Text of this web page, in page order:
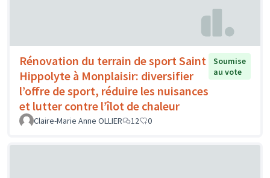
Rénovation du terrain de sport Saint
Hippolyte à Monplaisir: diversifier
l’offre de sport, réduire les nuisances
et lutter contre l’îlot de chaleur
Soumise
au vote
Claire-Marie Anne OLLIER 12 0